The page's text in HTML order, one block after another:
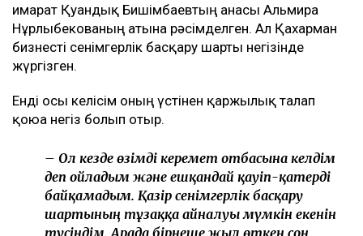
ғимарат Қуандық Бишімбаевтың анасы Альмира
Нұрлыбекованың атына рәсімделген. Ал Қахарман
бизнесті сенімгерлік басқару шарты негізінде
жүргізген.
Енді осы келісім оның үстінен қаржылық талап
қоюға негіз болып отыр.
– Ол кезде өзімді керемет отбасына келдім
деп ойладым және ешқандай қауіп-қатерді
байқамадым. Қазір сенімгерлік басқару
шартының тұзаққа айналуы мүмкін екенін
түсіндім. Арада бірнеше жыл өткен соң